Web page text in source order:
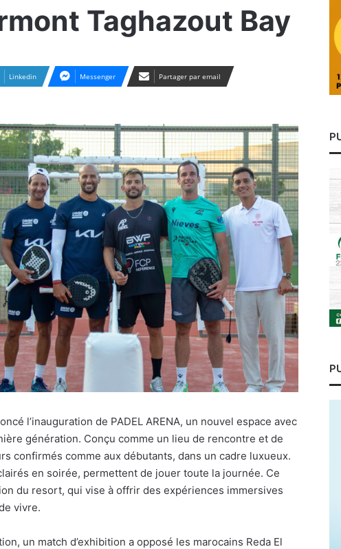
Taghazout Bay
Linkedin Messenger Partager par email
l’inauguration de PADEL ARENA, un nouvel espace avec
génération. Conçu comme un lieu de rencontre et de
confirmés comme aux débutants, dans un cadre luxueux.
en soirée, permettent de jouer toute la journée. Ce
du resort, qui vise à offrir des expériences immersives
vivre.
un match d’exhibition a opposé les marocains Reda El